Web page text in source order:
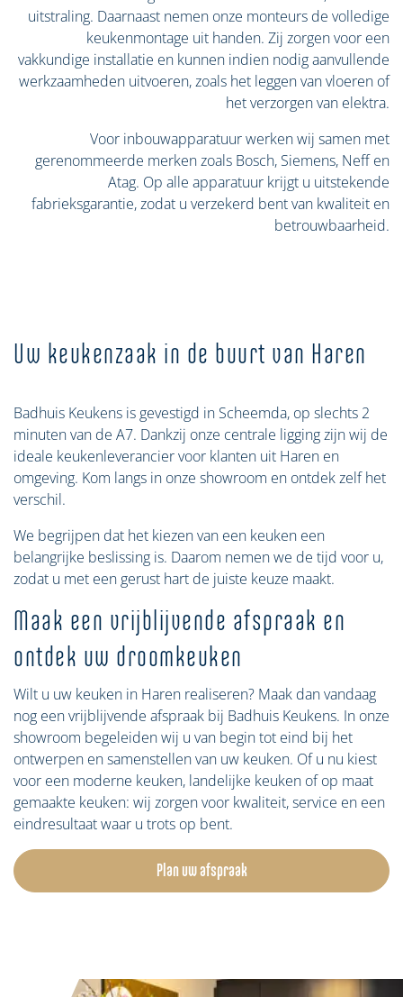
uitstraling. Daarnaast nemen onze monteurs de volledige
keukenmontage uit handen. Zij zorgen voor een
vakkundige installatie en kunnen indien nodig aanvullende
werkzaamheden uitvoeren, zoals het leggen van vloeren of
het verzorgen van elektra.
Voor inbouwapparatuur werken wij samen met
gerenommeerde merken zoals Bosch, Siemens, Neff en
Atag. Op alle apparatuur krijgt u uitstekende
fabrieksgarantie, zodat u verzekerd bent van kwaliteit en
betrouwbaarheid.
Uw keukenzaak in de buurt van Haren
Badhuis Keukens is gevestigd in Scheemda, op slechts 2
minuten van de A7. Dankzij onze centrale ligging zijn wij de
ideale keukenleverancier voor klanten uit Haren en
omgeving. Kom langs in onze showroom en ontdek zelf het
verschil.
We begrijpen dat het kiezen van een keuken een
belangrijke beslissing is. Daarom nemen we de tijd voor u,
zodat u met een gerust hart de juiste keuze maakt.
Maak een vrijblijvende afspraak en
ontdek uw droomkeuken
Wilt u uw keuken in Haren realiseren? Maak dan vandaag
nog een vrijblijvende afspraak bij Badhuis Keukens. In onze
showroom begeleiden wij u van begin tot eind bij het
ontwerpen en samenstellen van uw keuken. Of u nu kiest
voor een moderne keuken, landelijke keuken of op maat
gemaakte keuken: wij zorgen voor kwaliteit, service en een
eindresultaat waar u trots op bent.
Plan uw afspraak